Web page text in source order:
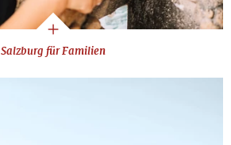
Salzburg für Familien